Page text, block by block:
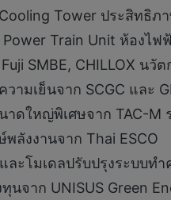
Tower ประสิทธิภ
Power Train Unit ห้องไฟ
SMBE, CHILLOX นวัต
วามเย็นจาก SCGC และ
ดใหญ่พิเศษจาก TAC-M
ลังงานจาก Thai ESCO
ละโมเดลปรับปรุงระบบทำ
นจาก UNISUS Green